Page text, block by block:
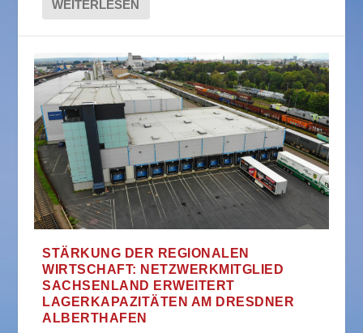
WEITERLESEN
STÄRKUNG DER REGIONALEN
WIRTSCHAFT: NETZWERKMITGLIED
SACHSENLAND ERWEITERT
LAGERKAPAZITÄTEN AM DRESDNER
ALBERTHAFEN